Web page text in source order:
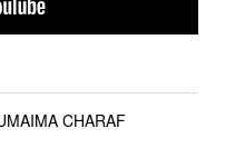
CHARAF